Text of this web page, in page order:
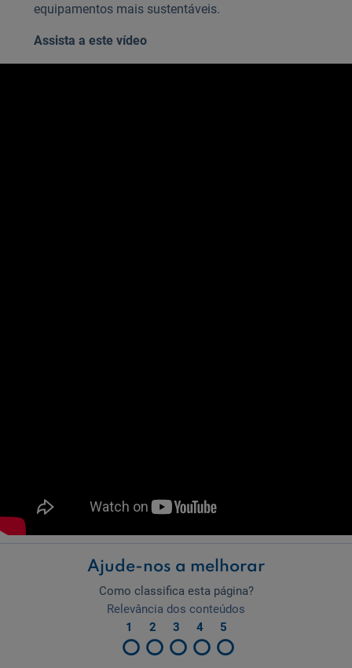
equipamentos mais sustentáveis.
Assista a este vídeo